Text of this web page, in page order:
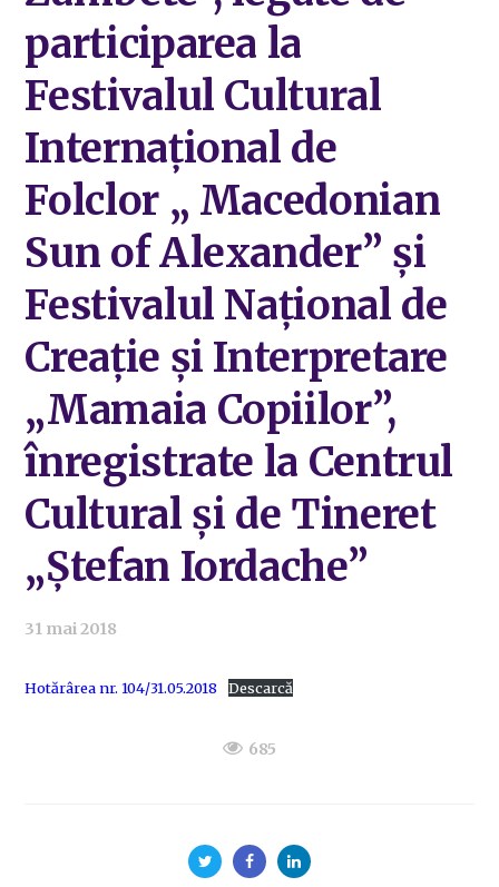
participarea la
Festivalul Cultural
Internațional de
Folclor „ Macedonian
Sun of Alexander” și
Festivalul Național de
Creație și Interpretare
„Mamaia Copiilor”,
înregistrate la Centrul
Cultural și de Tineret
„Ștefan Iordache”
31 mai 2018
Hotărârea nr. 104/31.05.2018 Descarcă
685